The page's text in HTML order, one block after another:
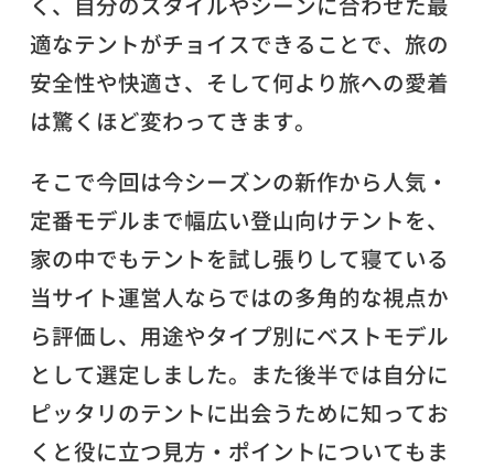
適なテントがチョイスできることで、旅の
安全性や快適さ、そして何より旅への愛着
は驚くほど変わってきます。
そこで今回は今シーズンの新作から人気・
定番モデルまで幅広い登山向けテントを、
家の中でもテントを試し張りして寝ている
当サイト運営人ならではの多角的な視点か
ら評価し、用途やタイプ別にベストモデル
として選定しました。また後半では自分に
ピッタリのテントに出会うために知ってお
くと役に立つ見方・ポイントについてもま